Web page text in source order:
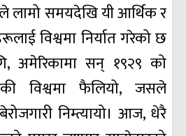
लामो समयदेखि यी आर्थिक र
विश्वमा निर्यात गरेको छ
अमेरिकामा सन्‌ १९२९ को
विश्वमा फैलियो, जसले
निम्त्यायो। आज, धेरै